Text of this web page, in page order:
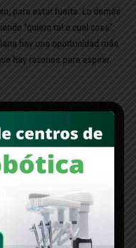
para estar fuerte. Lo demás
“quiero tal o cual cosa”.
hay una oportunidad más
hay razones para aspirar.
en esta etapa de tu
madre, una gran
infantil y su
programas del DIF, en
infantil. Compartimos la
y ella ha sido clave en